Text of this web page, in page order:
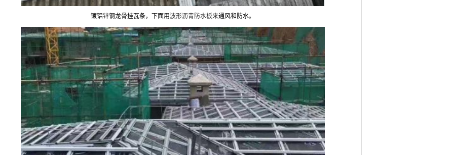
镀铝锌钢龙骨挂瓦条，下面用波形沥青防水板来通风和防水。